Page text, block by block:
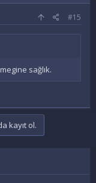
#15
sağlık.
kayıt ol.